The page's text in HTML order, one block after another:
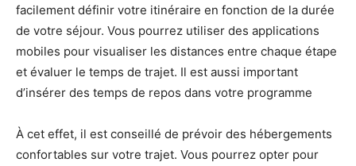
facilement définir votre itinéraire en fonction de la durée
de votre séjour. Vous pourrez utiliser des applications
mobiles pour visualiser les distances entre chaque étape
et évaluer le temps de trajet. Il est aussi important
d’insérer des temps de repos dans votre programme
À cet effet, il est conseillé de prévoir des hébergements
confortables sur votre trajet. Vous pourrez opter pour